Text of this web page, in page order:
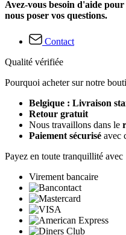
Avez-vous besoin d'aide
nous poser vos questions.
Contact
Qualité vérifiée
Pourquoi acheter sur notre
Belgique : Livraison
Retour gratuit
Nous travaillons dans le
Paiement sécurisé avec
Payez en toute tranquillité avec
Virement bancaire